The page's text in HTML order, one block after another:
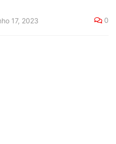
17, 2023 0